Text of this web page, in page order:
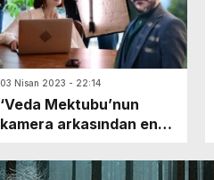
03 Nisan 2023 - 22:14
‘Veda Mektubu’nun
kamera arkasından en